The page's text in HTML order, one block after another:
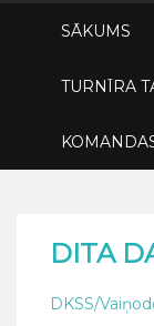
SĀKUMS
TURNĪRA
DITA
DKSS/